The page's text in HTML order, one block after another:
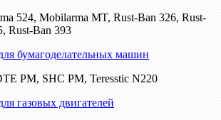
524, Mobilarma MT, Rust-Ban 326, Rust-
Rust-Ban 393
бумагоделательных машин
РМ, SHC PM, Teresstic N220
газовых двигателей